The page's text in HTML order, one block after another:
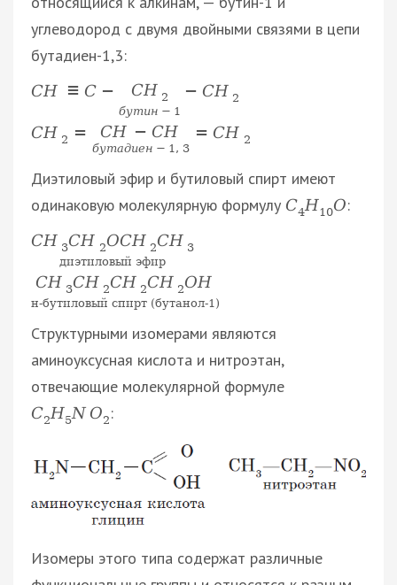
углеводород с двумя двойными связями в цепи
бутадиен-1,3:
CH ≡ C − CH 2
бутин − 1
− CH 2
CH 2 = CH − CH
бутадиен − 1, 3
= CH 2
Диэтиловый эфир и бутиловый спирт имеют
одинаковую молекулярную формулу С4Н10О:
CH 3CH 2OCH 2CH 3
диэтиловый эфир
CH 3CH 2CH 2CH 2OH
н-бутиловый спирт (бутанол-1)
Структурными изомерами являются
аминоуксусная кислота и нитроэтан,
отвечающие молекулярной формуле
С2Н5N O2 :
Изомеры этого типа содержат различные